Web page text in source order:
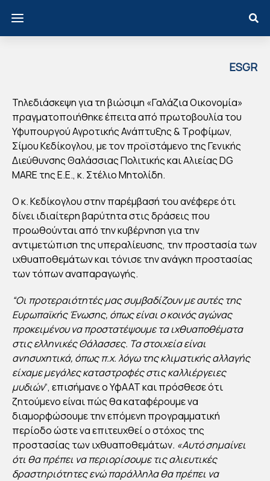
ESGR
ΓΑΛ
ΑΖΙ
ΟΙΚ
ΟΝ
ΙΑ:
ΕΠΙ
ΚΕ
ΡΟ
ΤΟ
Υ
ΑΓΡ
ΟΤΙ
ΑΠ
ΤΥ
Τηλεδιάσκεψη για τη βιώσιμη «Γαλάζια Οικονομία»
πραγματοποιήθηκε έπειτα από πρωτοβουλία του
Υφυπουργού Αγροτικής Ανάπτυξης & Τροφίμων,
Σίμου Κεδίκογλου, με τον προϊστάμενο της Γενικής
Διεύθυνσης Θαλάσσιας Πολιτικής και Αλιείας DG
MARE της Ε.Ε., κ. Στέλιο Μητολίδη.
Ο κ. Κεδίκογλου στην παρέμβασή του ανέφερε ότι
δίνει ιδιαίτερη βαρύτητα στις δράσεις που
προωθούνται από την κυβέρνηση για την
αντιμετώπιση της υπεραλίευσης, την προστασία των
ιχθυαποθεμάτων και τόνισε την ανάγκη προστασίας
των τόπων αναπαραγωγής.
“Οι προτεραιότητές μας συμβαδίζουν με αυτές της
Ευρωπαϊκής Ένωσης, όπως είναι ο κοινός αγώνας
προκειμένου να προστατέψουμε τα ιχθυαποθέματα
στις ελληνικές Θάλασσες. Τα στοιχεία είναι
ανησυχητικά, όπως π.χ. λόγω της κλιματικής αλλαγής
είχαμε μεγάλες καταστροφές στις καλλιέργειες
μυδιών“, επισήμανε ο ΥφΑΑΤ και πρόσθεσε ότι
ζητούμενο είναι πώς θα καταφέρουμε να
διαμορφώσουμε την επόμενη προγραμματική
περίοδο ώστε να επιτευχθεί ο στόχος της
προστασίας των ιχθυαποθεμάτων. «Αυτό σημαίνει
ότι θα πρέπει να περιορίσουμε τις αλιευτικές
δραστηριότητες ενώ παράλληλα θα πρέπει να